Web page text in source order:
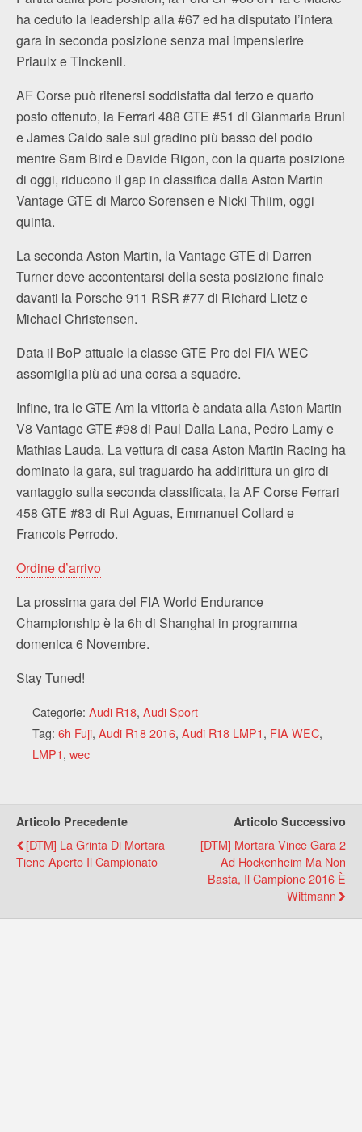
ha ceduto la leadership alla #67 ed ha disputato l’intera
gara in seconda posizione senza mai impensierire
Priaulx e Tinckenll.
AF Corse può ritenersi soddisfatta dal terzo e quarto
posto ottenuto, la Ferrari 488 GTE #51 di Gianmaria Bruni
e James Caldo sale sul gradino più basso del podio
mentre Sam Bird e Davide Rigon, con la quarta posizione
di oggi, riducono il gap in classifica dalla Aston Martin
Vantage GTE di Marco Sorensen e Nicki Thiim, oggi
quinta.
La seconda Aston Martin, la Vantage GTE di Darren
Turner deve accontentarsi della sesta posizione finale
davanti la Porsche 911 RSR #77 di Richard Lietz e
Michael Christensen.
Data il BoP attuale la classe GTE Pro del FIA WEC
assomiglia più ad una corsa a squadre.
Infine, tra le GTE Am la vittoria è andata alla Aston Martin
V8 Vantage GTE #98 di Paul Dalla Lana, Pedro Lamy e
Mathias Lauda. La vettura di casa Aston Martin Racing ha
dominato la gara, sul traguardo ha addirittura un giro di
vantaggio sulla seconda classificata, la AF Corse Ferrari
458 GTE #83 di Rui Aguas, Emmanuel Collard e
Francois Perrodo.
Ordine d’arrivo
La prossima gara del FIA World Endurance
Championship è la 6h di Shanghai in programma
domenica 6 Novembre.
Stay Tuned!
Categorie: Audi R18, Audi Sport
Tag: 6h Fuji, Audi R18 2016, Audi R18 LMP1, FIA WEC,
LMP1, wec
Articolo Precedente
[DTM] La Grinta Di Mortara
Tiene Aperto Il Campionato
Articolo Successivo
[DTM] Mortara Vince Gara 2
Ad Hockenheim Ma Non
Basta, Il Campione 2016 È
Wittmann